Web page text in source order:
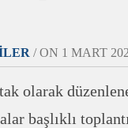
/ ON 1 MART
olarak
başlıklı